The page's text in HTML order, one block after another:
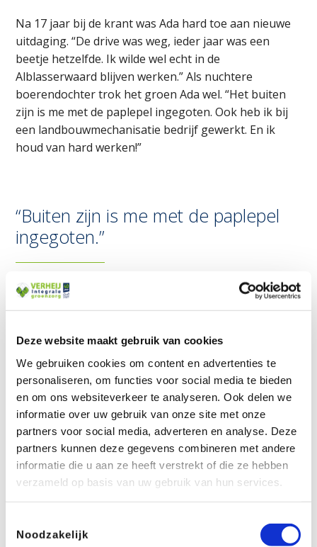
Deze website maakt gebruik van cookies
We gebruiken cookies om content en advertenties te
personaliseren, om functies voor social media te bieden
en om ons websiteverkeer te analyseren. Ook delen we
informatie over uw gebruik van onze site met onze
partners voor social media, adverteren en analyse. Deze
partners kunnen deze gegevens combineren met andere
informatie die u aan ze heeft verstrekt of die ze hebben
verzameld op basis van uw gebruik van hun services.
Noodzakelijk
Na 17 jaar bij de krant was Ada hard toe aan nieuwe
uitdaging. “De drive was weg, ieder jaar was een
beetje hetzelfde. Ik wilde wel echt in de
Alblasserwaard blijven werken.” Als nuchtere
boerendochter trok het groen Ada wel. “Het buiten
zijn is me met de paplepel ingegoten. Ook heb ik bij
een landbouwmechanisatie bedrijf gewerkt. En ik
houd van hard werken!”
“Buiten zijn is me met de paplepel
ingegoten.”
Ada Aantjes, administrateur bedrijfsbureau
GEK OP COMPUTERWERK
In de baan bij Verheij komt Ada helemaal tot haar
recht. “Momenteel doe ik veel administratie van de
honderden contracten die Verheij heeft lopen. Ik ben
door de structuur die ik aanbreng, kunnen zij beter